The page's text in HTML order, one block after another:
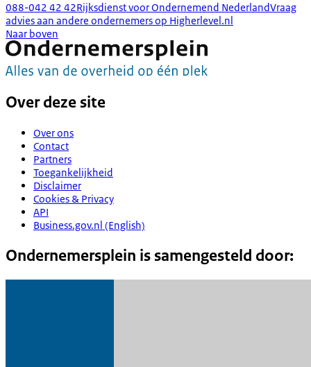
088-042 42 42Rijksdienst voor Ondernemend NederlandVraag
advies aan andere ondernemers op Higherlevel.nl
Naar boven
Over deze site
Over ons
Contact
Partners
Toegankelijkheid
Disclaimer
Cookies & Privacy
API
Business.gov.nl (English)
Ondernemersplein is samengesteld door: